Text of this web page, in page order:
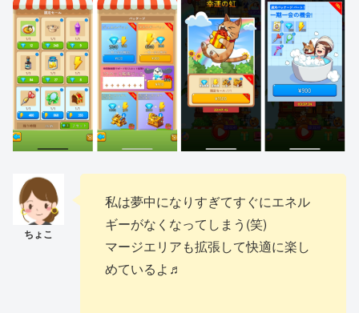
私は夢中になりすぎてすぐにエネル
ギーがなくなってしまう(笑)
マージエリアも拡張して快適に楽し
めているよ♬